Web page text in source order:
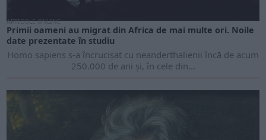
ARTICOLE ONLINE
Primii oameni au migrat din Africa de mai multe ori. Noile
date prezentate în studiu
Homo sapiens s-a încrucișat cu neanderthalienii încă de acum
250.000 de ani și, în cele din...